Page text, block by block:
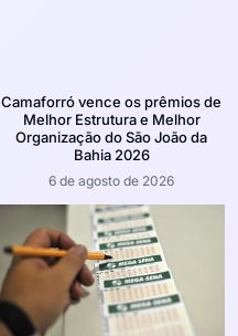
Camaforró vence os prêmios de
Melhor Estrutura e Melhor
Organização do São João da
Bahia 2026
6 de agosto de 2026